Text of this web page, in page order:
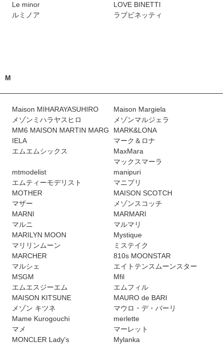
Le minor
ルミノア
LOVE BINETTI
ラブビネッティ
M
Maison MIHARAYASUHIRO
メゾンミハラヤスヒロ
Maison Margiela
メゾンマルジェラ
MM6 MAISON MARTIN MARG
IELA
エムエムシックス
MARK&LONA
マーク＆ロナ
MaxMara
マックスマーラ
mtmodelist
エムティーモデリスト
manipuri
マニプリ
MOTHER
マザー
MAISON SCOTCH
メゾンスコッチ
MARNI
マルニ
MARMARI
マルマリ
MARILYN MOON
マリリンムーン
Mystique
ミステイク
MARCHER
マルシェ
810s MOONSTAR
エイトテンスムーンスター
MSGM
エムエスジーエム
Mfil
エムフィル
MAISON KITSUNE
メゾン キツネ
MAURO de BARI
マウロ・デ・バーリ
Mame Kurogouchi
マメ
merlette
マーレット
MONCLER Lady's
Mylanka